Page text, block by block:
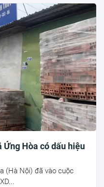
Ứng Hòa có dấu hiệu
(Hà Nội) đã vào cuộc